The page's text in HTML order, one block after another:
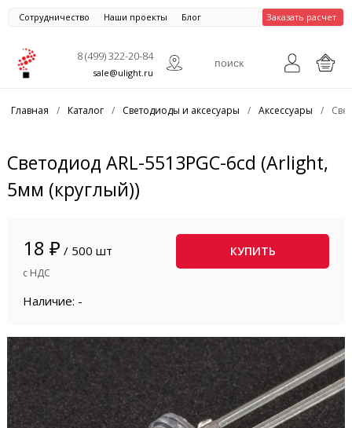
Сотрудничество Наши проекты Блог Заказать расчет
8 (499) 322-20-84
sale@ulight.ru
Главная / Каталог / Светодиоды и аксесуары / Аксессуары /
Светодиод ARL-5513PGC-6cd (Arlight,
5мм (круглый))
18 ₽ / 500 шт
с НДС
КУПИТЬ
Наличие: -